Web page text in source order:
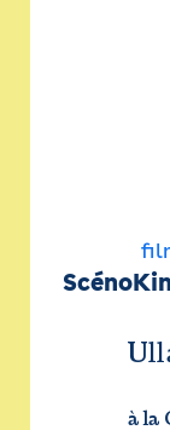
à la